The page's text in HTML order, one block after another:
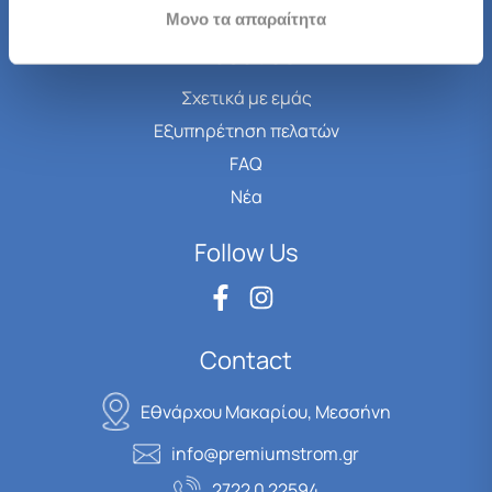
Μονο τα απαραίτητα
About us
Σχετικά με εμάς
Εξυπηρέτηση πελατών
FAQ
Νέα
Follow Us
Contact
Εθνάρχου Μακαρίου, Μεσσήνη
info@premiumstrom.gr